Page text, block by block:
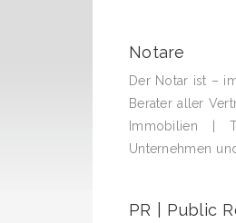
Notare
Der Notar ist –
Berater aller
Immobilien |
Unternehmen
PR | Public